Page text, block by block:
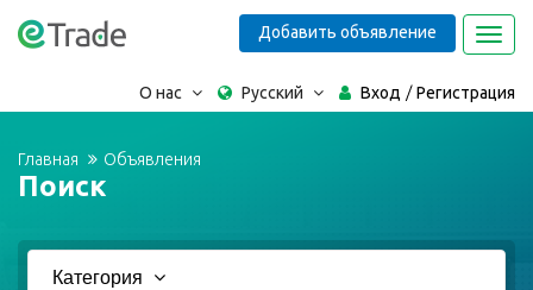
О нас
Русский Вход Регистрация
Добавить объявление
Главная Объявления
Поиск
Категория